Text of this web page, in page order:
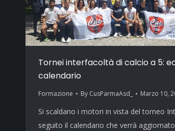
Tornei interfacoltà di calcio a 5:
calendario
Formazione By CusParmaAsd_ Marzo 10,
Si scaldano i motori in vista del torneo
seguito il calendario che verrà